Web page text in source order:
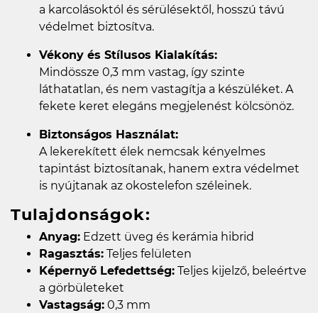
a karcolásoktól és sérülésektől, hosszú távú
védelmet biztosítva.
Vékony és Stílusos Kialakítás:
Mindössze 0,3 mm vastag, így szinte
láthatatlan, és nem vastagítja a készüléket. A
fekete keret elegáns megjelenést kölcsönöz.
Biztonságos Használat:
A lekerekített élek nemcsak kényelmes
tapintást biztosítanak, hanem extra védelmet
is nyújtanak az okostelefon széleinek.
Tulajdonságok:
Anyag: Edzett üveg és kerámia hibrid
Ragasztás: Teljes felületen
Képernyő Lefedettség: Teljes kijelző, beleértve
a görbületeket
Vastagság: 0,3 mm